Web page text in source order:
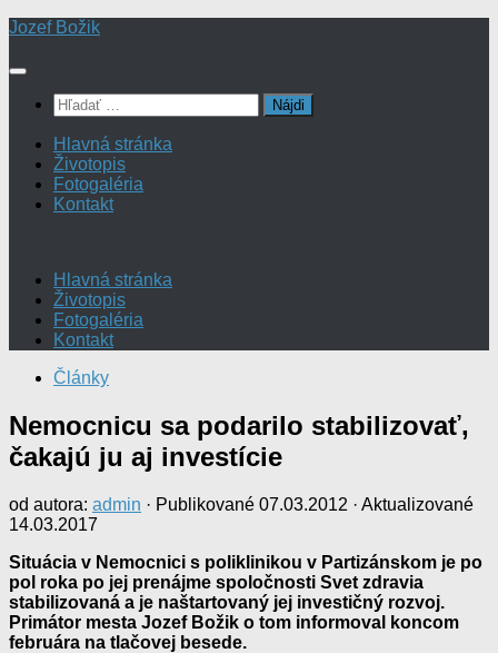
Preskočiť
obsah
Jozef Božik
Hľadať:
Hlavná stránka
Životopis
Fotogaléria
Kontakt
Hlavná stránka
Životopis
Fotogaléria
Kontakt
Články
Nemocnicu sa podarilo stabilizovať,
čakajú ju aj investície
od autora: admin · Publikované 07.03.2012 · Aktualizované
14.03.2017
Situácia v Nemocnici s poliklinikou v Partizánskom je po
pol roka po jej prenájme spoločnosti Svet zdravia
stabilizovaná a je naštartovaný jej investičný rozvoj.
Primátor mesta Jozef Božik o tom informoval koncom
februára na tlačovej besede.